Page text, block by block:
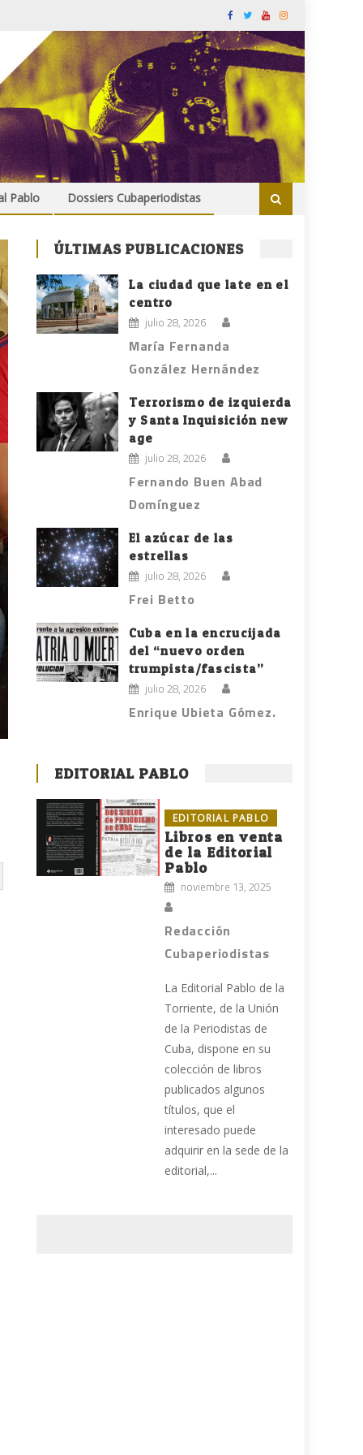
Pablo Dossiers Cubaperiodistas
ÚLTIMAS PUBLICACIONES
La ciudad que late en el
centro
julio 28, 2026
María Fernanda
González Hernández
Terrorismo de izquierda
y Santa Inquisición new
age
julio 28, 2026
Fernando Buen Abad
Domínguez
El azúcar de las
estrellas
julio 28, 2026
Frei Betto
Cuba en la encrucijada
del “nuevo orden
trumpista/fascista”
julio 28, 2026
Enrique Ubieta Gómez.
EDITORIAL PABLO
EDITORIAL PABLO
Libros en venta
de la Editorial
Pablo
noviembre 13, 2025
Redacción
Cubaperiodistas
La Editorial Pablo de la
Torriente, de la Unión
de la Periodistas de
Cuba, dispone en su
colección de libros
publicados algunos
títulos, que el
interesado puede
adquirir en la sede de la
editorial,...